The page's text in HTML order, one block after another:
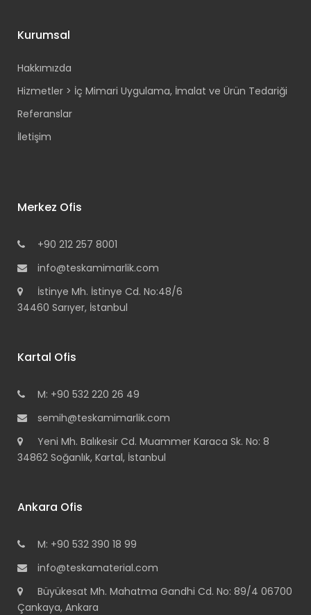
Kurumsal
Hakkımızda
Hizmetler > İç Mimari Uygulama, İmalat ve Ürün Tedariği
Referanslar
İletişim
Merkez Ofis
+90 212 257 8001
info@teskamimarlik.com
İstinye Mh. İstinye Cd. No:48/6
34460 Sarıyer, İstanbul
Kartal Ofis
M: +90 532 220 26 49
semih@teskamimarlik.com
Yeni Mh. Balıkesir Cd. Muammer Karaca Sk. No: 8
34862 Soğanlık, Kartal, İstanbul
Ankara Ofis
M: +90 532 390 18 99
info@teskamaterial.com
Büyükesat Mh. Mahatma Gandhi Cd. No: 89/4 06700
Çankaya, Ankara